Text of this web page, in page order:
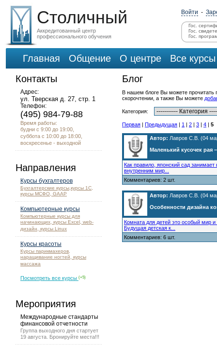
Столичный
Аккредитованный центр
профессионального обучения
Войти -
Гос.
Гос.
Гос.
Главная Общение О центре
Все курсы
Контакты
Адрес:
ул. Тверская д. 27, стр. 1
Телефон:
(495) 984-79-88
Время работы:
будни с 9:00 до 19:00,
суббота с 10:00 до 18:00,
воскресенье - выходной
Направления
Курсы бухгалтеров
Бухгалтерские курсы,курсы 1С,
курсы МСФО, GAAP
Компьютерные курсы
Компьютерные курсы для
начинающих, курсы Excel, web-
дизайн, курсы Linux
Курсы красоты
Курсы парикмахеров,
наращивание ногтей, курсы
массажа
Посмотреть все курсы (+5)
Мероприятия
Международные стандарты
финансовой отчетности
Группа выходного дня стартует
19 августа. Бронируйте места!!!
Блог
В нашем блоге Вы можете прочитать
скорочтении, а также Вы можете
Категория:
Первая | Предыдущая | 1 | 2 | 3 | 4 | 5
Автор: Лавров С.В. (04
Маленький кусочек
Как правило, японский сад
внутренним мир...
Комментариев: 2 шт.
Автор: Лавров С.В. (04
Особенности дизайна
Комната для детей это особый мир
Будущая детская к...
Комментариев: 6 шт.